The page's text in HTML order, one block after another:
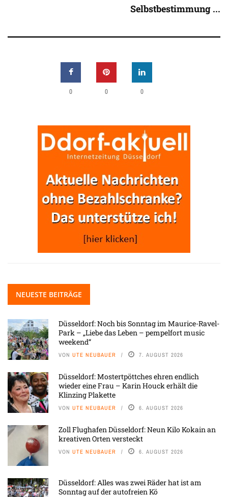
Selbstbestimmung ...
0 0 0
NEUESTE BEITRÄGE
Düsseldorf: Noch bis Sonntag im Maurice-Ravel-
Park – „Liebe das Leben – pempelfort music
weekend“
VON UTE NEUBAUER 7. AUGUST 2026
Düsseldorf: Mostertpöttches ehren endlich
wieder eine Frau – Karin Houck erhält die
Klinzing Plakette
VON UTE NEUBAUER 6. AUGUST 2026
Zoll Flughafen Düsseldorf: Neun Kilo Kokain an
kreativen Orten versteckt
VON UTE NEUBAUER 6. AUGUST 2026
Düsseldorf: Alles was zwei Räder hat ist am
Sonntag auf der autofreien Kö